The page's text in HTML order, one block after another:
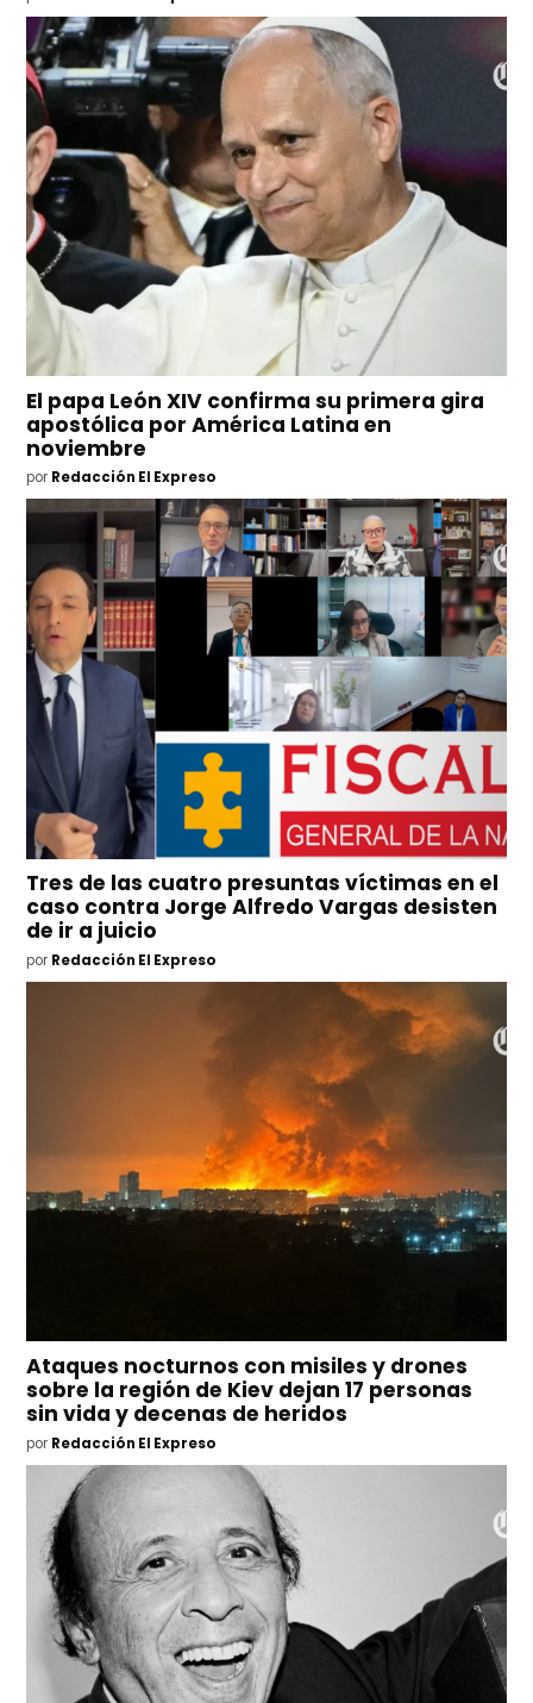
El papa León XIV confirma su primera gira
apostólica por América Latina en
noviembre
por Redacción El Expreso
Tres de las cuatro presuntas víctimas en el
caso contra Jorge Alfredo Vargas desisten
de ir a juicio
por Redacción El Expreso
Ataques nocturnos con misiles y drones
sobre la región de Kiev dejan 17 personas
sin vida y decenas de heridos
por Redacción El Expreso